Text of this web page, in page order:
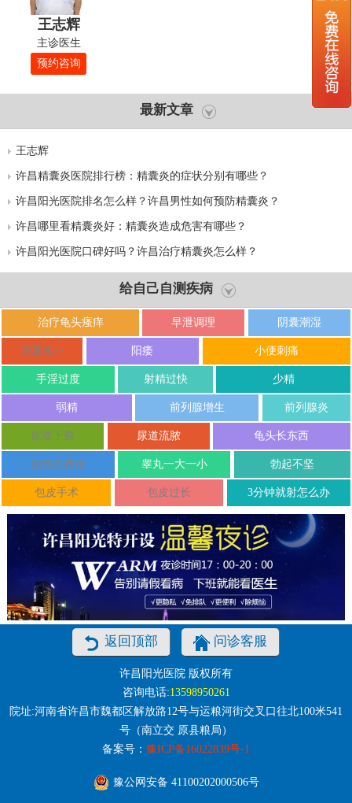
王志辉
主诊医生
预约咨询
最新文章
王志辉
许昌精囊炎医院排行榜：精囊炎的症状分别有哪些？
许昌阳光医院排名怎么样？许昌男性如何预防精囊炎？
许昌哪里看精囊炎好：精囊炎造成危害有哪些？
许昌阳光医院口碑好吗？许昌治疗精囊炎怎么样？
给自己自测疾病
治疗龟头瘙痒 早泄调理 阴囊潮湿
阴茎短小 阳痿 小便刺痛
手淫过度 射精过快 少精
弱精 前列腺增生 前列腺炎
尿道下裂 尿道流脓 龟头长东西
割包皮费用 睾丸一大一小 勃起不坚
包皮手术 包皮过长 3分钟就射怎么办
返回顶部 问诊客服
许昌阳光医院 版权所有
咨询电话:13598950261
院址:河南省许昌市魏都区解放路12号与运粮河街交叉口往北100米541
号（南立交 原县粮局）
备案号： 豫ICP备16022839号-1
豫公网安备 41100202000506号